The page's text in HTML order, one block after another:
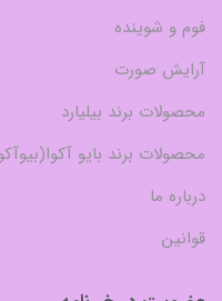
فوم و شوینده
آرایش صورت
محصولات برند بیلیارد
محصولات برند بایو
درباره ما
قوانین